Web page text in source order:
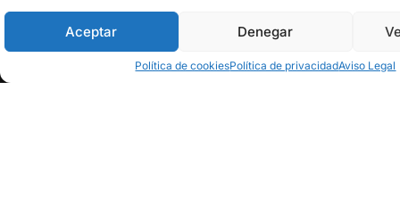
Aceptar Denegar
Política de cookiesPolítica de privacidadAviso Legal